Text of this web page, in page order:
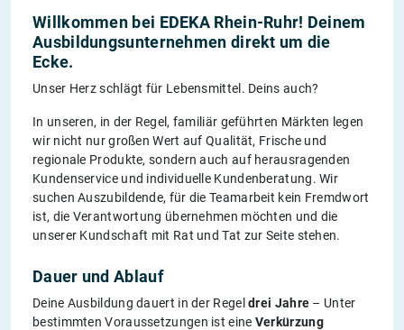
Willkommen bei EDEKA Rhein-Ruhr! Deinem
Ausbildungsunternehmen direkt um die
Ecke.
Unser Herz schlägt für Lebensmittel. Deins auch?
In unseren, in der Regel, familiär geführten Märkten legen
wir nicht nur großen Wert auf Qualität, Frische und
regionale Produkte, sondern auch auf herausragenden
Kundenservice und individuelle Kundenberatung. Wir
suchen Auszubildende, für die Teamarbeit kein Fremdwort
ist, die Verantwortung übernehmen möchten und die
unserer Kundschaft mit Rat und Tat zur Seite stehen.
Dauer und Ablauf
Deine Ausbildung dauert in der Regeldrei Jahre – Unter
bestimmten Voraussetzungen ist eine Verkürzung